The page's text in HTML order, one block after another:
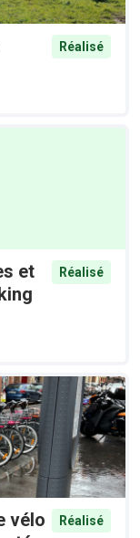
Réalisé
et
Réalisé
vélo
Réalisé